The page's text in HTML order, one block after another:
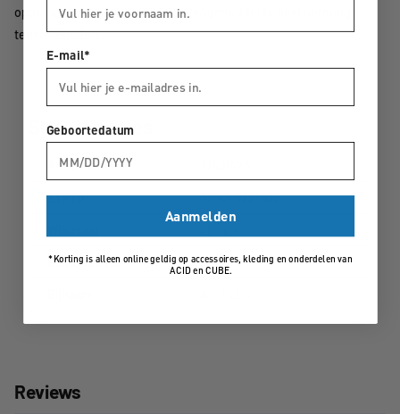
oppompen nodig. Biedt ook bovengemiddelde bescherming
tegen lekrijden.
Specificaties
Artikelnummer
ETRTO 37/47-622/635
Bandbreedte 37-47MM
Reviews
E-mail*
Geboortedatum
Aanmelden
*Korting is alleen online geldig op accessoires, kleding en onderdelen van
ACID en CUBE.